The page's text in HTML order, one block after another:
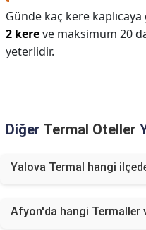
Günde kaç kere
2 kereve maksimum 20
yeterlidir.
Diğer Termal Oteller
Yalova Termal hangi
Afyon'da hangi Termaller